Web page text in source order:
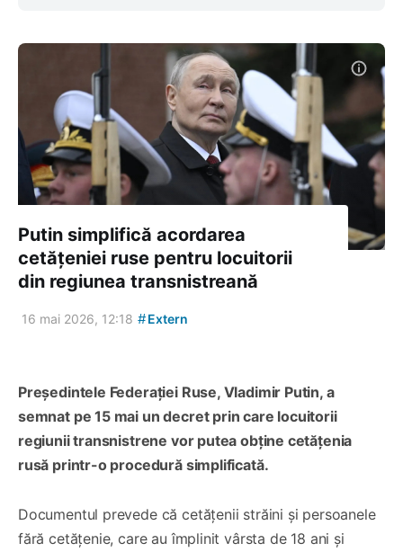
Putin simplifică acordarea
cetățeniei ruse pentru locuitorii
din regiunea transnistreană
16 mai 2026, 12:18 #Extern
Președintele Federației Ruse, Vladimir Putin, a
semnat pe 15 mai un decret prin care locuitorii
regiunii transnistrene vor putea obține cetățenia
rusă printr-o procedură simplificată.
Documentul prevede că cetățenii străini și persoanele
fără cetățenie, care au împlinit vârsta de 18 ani și